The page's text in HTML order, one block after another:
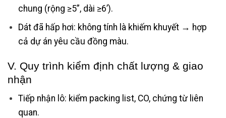
chung (rộng ≥5”, dài ≥6’).
Dát đã hấp hơi: không tính là khiếm khuyết → hợp
cả dự án yêu cầu đồng màu.
V. Quy trình kiểm định chất lượng & giao
nhận
Tiếp nhận lô: kiểm packing list, CO, chứng từ liên
quan.